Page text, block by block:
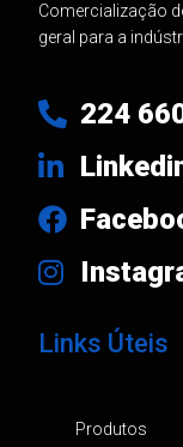
Comercialização
geral para a
224
Links Úteis
Produtos